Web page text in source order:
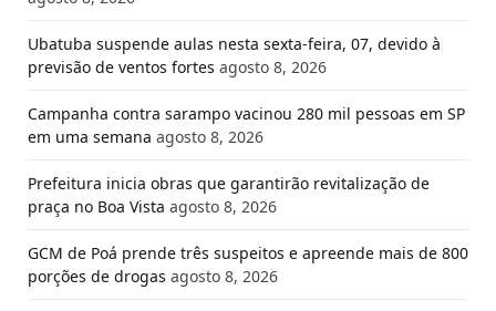
Ubatuba suspende aulas nesta sexta-feira, 07, devido à
previsão de ventos fortes agosto 8, 2026
Campanha contra sarampo vacinou 280 mil pessoas em SP
em uma semana agosto 8, 2026
Prefeitura inicia obras que garantirão revitalização de
praça no Boa Vista agosto 8, 2026
GCM de Poá prende três suspeitos e apreende mais de 800
porções de drogas agosto 8, 2026